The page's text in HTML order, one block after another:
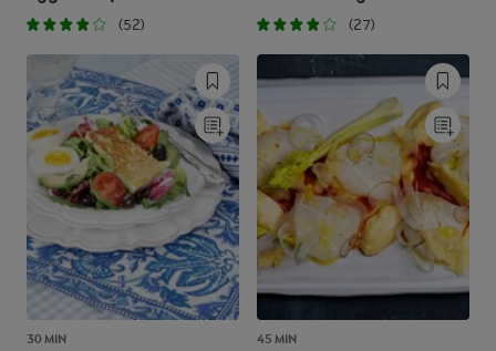
(52) (27)
30 MIN 45 MIN